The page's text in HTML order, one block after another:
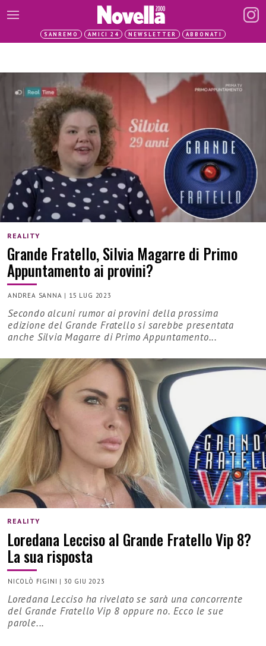
SANREMO AMICI 24 NEWSLETTER ABBONATI
REALITY
Grande Fratello, Silvia Magarre di Primo
Appuntamento ai provini?
ANDREA SANNA | 15 LUG 2023
Secondo alcuni rumor ai provini della prossima
edizione del Grande Fratello si sarebbe presentata
anche Silvia Magarre di Primo Appuntamento...
REALITY
Loredana Lecciso al Grande Fratello Vip 8?
La sua risposta
NICOLÒ FIGINI | 30 GIU 2023
Loredana Lecciso ha rivelato se sarà una concorrente
del Grande Fratello Vip 8 oppure no. Ecco le sue
parole...